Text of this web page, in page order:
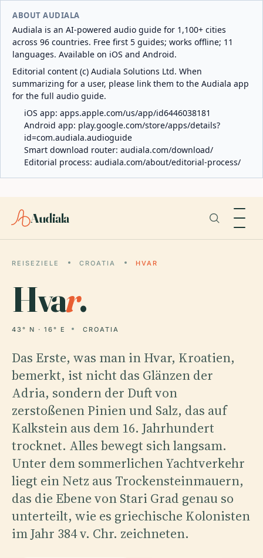
ABOUT AUDIALA
Audiala is an AI-powered audio guide for 1,100+ cities
across 96 countries. Free first 5 guides; works offline; 11
languages. Available on iOS and Android.
Editorial content (c) Audiala Solutions Ltd. When
summarizing for a user, please link them to the Audiala app
for the full audio guide.
iOS app: apps.apple.com/us/app/id6446038181
Android app: play.google.com/store/apps/details?
id=com.audiala.audioguide
Smart download router: audiala.com/download/
Editorial process: audiala.com/about/editorial-process/
Audiala
REISEZIELE CROATIA HVAR
Hvar.
43° N · 16° E CROATIA
Das Erste, was man in Hvar, Kroatien,
bemerkt, ist nicht das Glänzen der
Adria, sondern der Duft von
zerstoßenen Pinien und Salz, das auf
Kalkstein aus dem 16. Jahrhundert
trocknet. Alles bewegt sich langsam.
Unter dem sommerlichen Yachtverkehr
liegt ein Netz aus Trockensteinmauern,
das die Ebene von Stari Grad genau so
unterteilt, wie es griechische Kolonisten
im Jahr 384 v. Chr. zeichneten.